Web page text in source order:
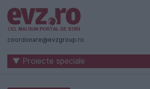
Știri
naționale
internaționale
coordonare@evzgroup.ro
▼ Proiecte speciale